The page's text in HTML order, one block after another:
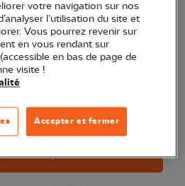
des ornithologues de
Ornithos N°17/6.Voir plus
au panier
votre navigation sur nos
l’utilisation du site et
Vous pourrez revenir sur
en vous rendant sur
en bas de page de
visite !
Accepter et fermer